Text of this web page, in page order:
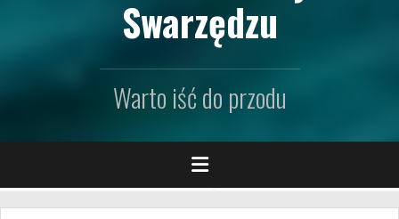
Swarzędzu
Warto iść do przodu